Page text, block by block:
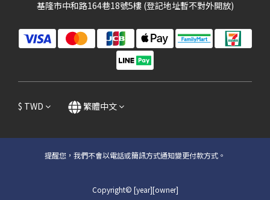
基隆市中和路164巷18號5樓 (登記地址暫不對外開放)
$ TWD 繁體中文
提醒您，我們不會以電話或簡訊方式通知變更付款方式。
Copyright© [year][owner]